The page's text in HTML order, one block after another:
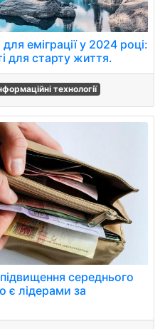
еміграції у 2024 році:
для старту життя.
технології
підвищення середнього
є лідерами за